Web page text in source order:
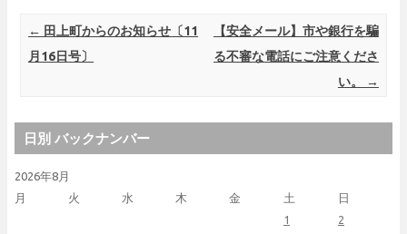
Post navigation
← 田上町からのお知らせ〔11
月16日号〕
【安全メール】市や銀行を騙
る不審な電話にご注意くださ
い。
→
日別 バックナンバー
2026年8月
月
火 水 木 金 土 日
1
2